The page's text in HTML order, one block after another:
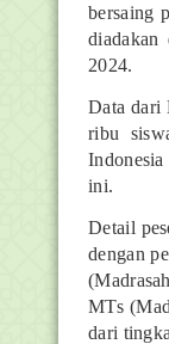
bersaing
2024.
Data dari
ribu
ini.
Detail
dengan
MTs
dari